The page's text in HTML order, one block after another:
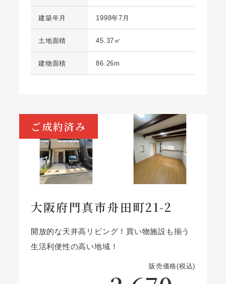
建築年月 1998年7月
土地面積 45.37㎡
建物面積 86.26m
ご成約済み
大阪府門真市舟田町21-2
開放的な天井高リビング！買い物施設も揃う
生活利便性の高い地域！
販売価格(税込)